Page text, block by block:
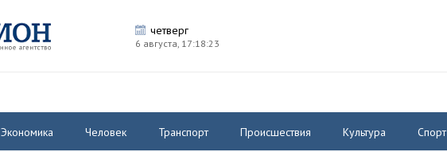
четверг
6 августа, 17:18:23
Экономика Человек Транспорт Происшествия Культура Спорт